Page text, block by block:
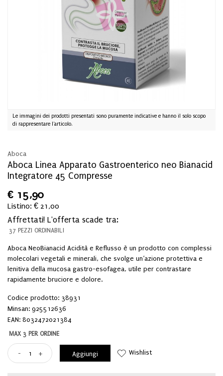
Le immagini dei prodotti presentati sono puramente indicative e hanno il solo scopo
di rappresentare l'articolo.
Aboca
Aboca Linea Apparato Gastroenterico neo Bianacid
Integratore 45 Compresse
€ 15,90
Listino: € 21,00
Affrettati! L'offerta scade tra:
37 PEZZI ORDINABILI
Aboca NeoBianacid Acidità e Reflusso è un prodotto con complessi
molecolari vegetali e minerali, che svolge un’azione protettiva e
lenitiva della mucosa gastro-esofagea, utile per contrastare
rapidamente bruciore e dolore.
Codice prodotto: 38931
Minsan: 925512636
EAN: 8032472021384
MAX 3 PER ORDINE
- + Aggiungi Wishlist